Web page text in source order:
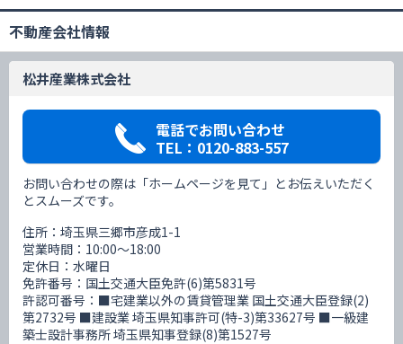
不動産会社情報
松井産業株式会社
電話でお問い合わせ
TEL：0120-883-557
お問い合わせの際は「ホームページを見て」とお伝えいただく
とスムーズです。
住所：埼玉県三郷市彦成1-1
営業時間：10:00〜18:00
定休日：水曜日
免許番号：国土交通大臣免許(6)第5831号
許認可番号：■宅建業以外の賃貸管理業 国土交通大臣登録(2)
第2732号 ■建設業 埼玉県知事許可(特-3)第33627号 ■一級建
築士設計事務所 埼玉県知事登録(8)第1527号